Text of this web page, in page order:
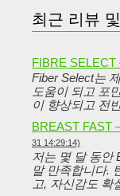
최근 리뷰
FIBRE SELECT
Fiber Select는
도움이 되고 포
이 향상되고 전
BREAST FAST
31 14:29:14)
저는 몇 달 동안
말 만족합니다.
고, 자신감도